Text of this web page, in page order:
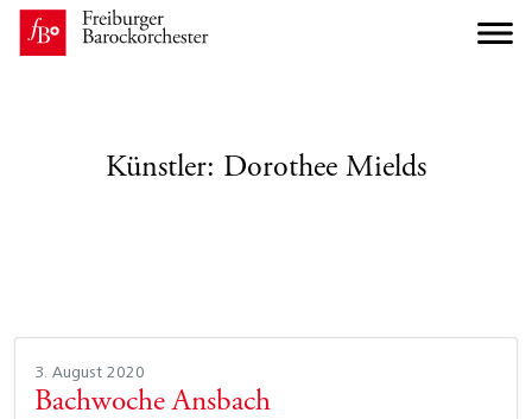
Künstler: Dorothee Mields
3. August 2020
Bachwoche Ansbach